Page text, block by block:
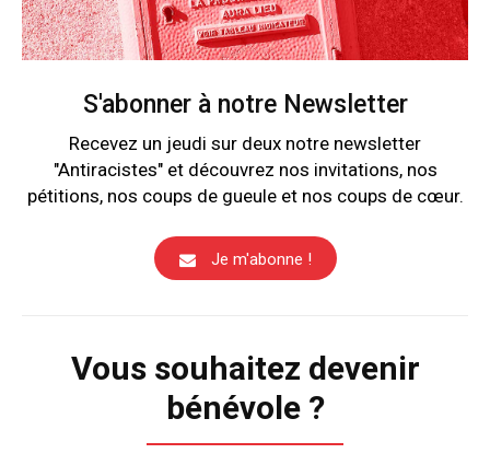
S'abonner à notre Newsletter
Recevez un jeudi sur deux notre newsletter
"Antiracistes" et découvrez nos invitations, nos
pétitions, nos coups de gueule et nos coups de cœur.
Je m'abonne !
Vous souhaitez devenir
bénévole ?